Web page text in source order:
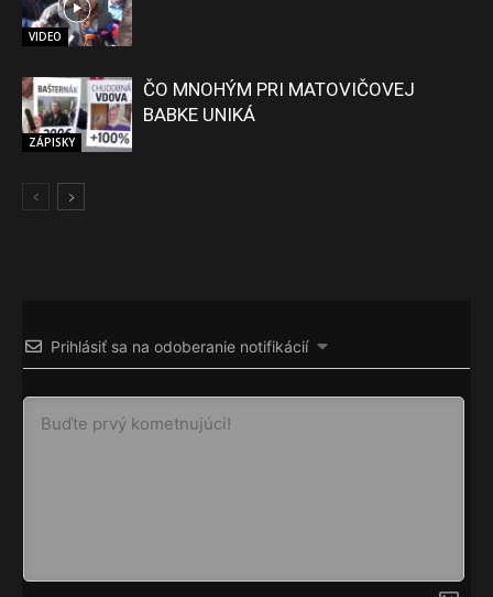
VIDEO
ZÁPISKY
ČO MNOHÝM PRI MATOVIČOVEJ
BABKE UNIKÁ
Prihlásiť sa na odoberanie notifikácií